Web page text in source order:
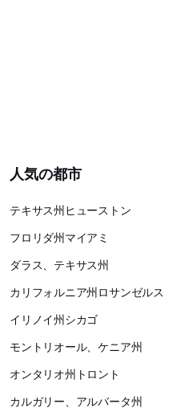
人気の都市
テキサス州ヒューストン
フロリダ州マイアミ
ダラス、テキサス州
カリフォルニア州ロサンゼルス
イリノイ州シカゴ
モントリオール、ケニア州
オンタリオ州トロント
カルガリー、アルバータ州